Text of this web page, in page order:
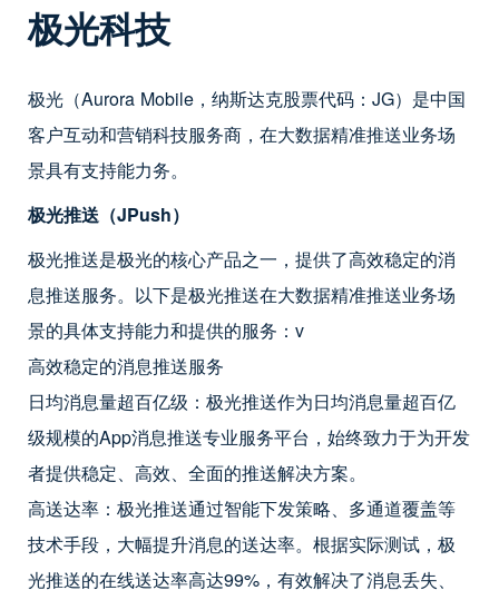
极光科技
极光（Aurora Mobile，纳斯达克股票代码：JG）是中国
客户互动和营销科技服务商，在大数据精准推送业务场
景具有支持能力务。
极光推送（JPush）
极光推送是极光的核心产品之一，提供了高效稳定的消
息推送服务。以下是极光推送在大数据精准推送业务场
景的具体支持能力和提供的服务：v
高效稳定的消息推送服务
日均消息量超百亿级：极光推送作为日均消息量超百亿
级规模的App消息推送专业服务平台，始终致力于为开发
者提供稳定、高效、全面的推送解决方案。
高送达率：极光推送通过智能下发策略、多通道覆盖等
技术手段，大幅提升消息的送达率。根据实际测试，极
光推送的在线送达率高达99%，有效解决了消息丢失、